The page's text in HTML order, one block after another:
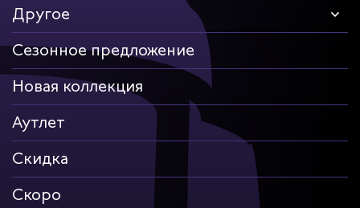
Другое
Сезонное предложение
Новая коллекция
Аутлет
Скидка
Скоро